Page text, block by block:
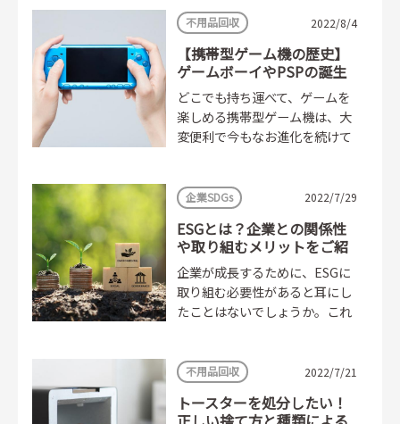
別して捨てる場合や、...
不用品回収 2022/8/4
【携帯型ゲーム機の歴史】
ゲームボーイやPSPの誕生
と進化
どこでも持ち運べて、ゲームを
楽しめる携帯型ゲーム機は、大
変便利で今もなお進化を続けて
な変化をたどったのでしょう
か。...
企業SDGs 2022/7/29
ESGとは？企業との関係性
や取り組むメリットをご紹
介
企業が成長するために、ESGに
取り組む必要性があると耳にし
たことはないでしょうか。これ
はずです。ESGとは、...
不用品回収 2022/7/21
トースターを処分したい！